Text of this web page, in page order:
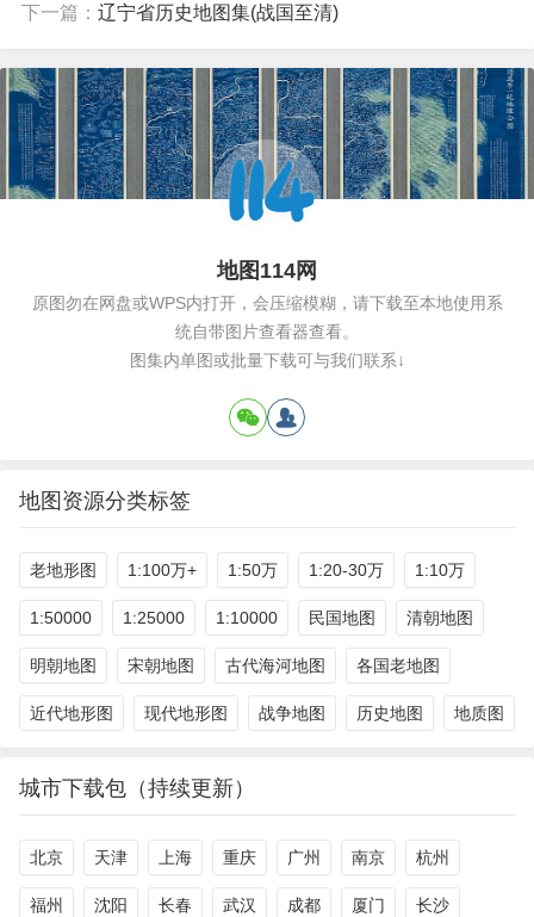
下一篇： 辽宁省历史地图集(战国至清)
地图114网
原图勿在网盘或WPS内打开，会压缩模糊，请下载至本地使用系
统自带图片查看器查看。
图集内单图或批量下载可与我们联系↓
地图资源分类标签
老地形图 1:100万+ 1:50万 1:20-30万 1:10万
1:50000 1:25000 1:10000 民国地图 清朝地图
明朝地图 宋朝地图 古代海河地图 各国老地图
近代地形图 现代地形图 战争地图 历史地图 地质图
城市下载包（持续更新）
北京 天津 上海 重庆 广州 南京 杭州
福州 沈阳 长春 武汉 成都 厦门 长沙